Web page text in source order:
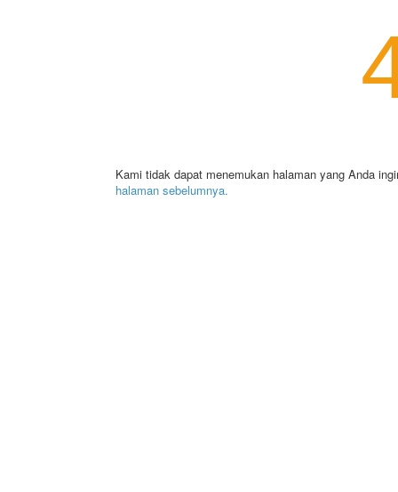
Kami tidak dapat menemukan halaman yang Anda
halaman sebelumnya.